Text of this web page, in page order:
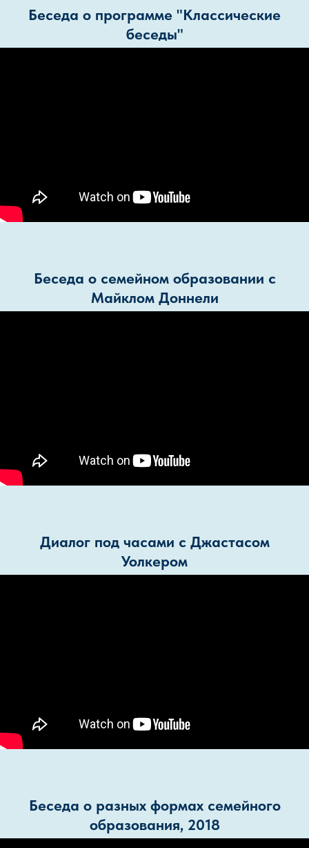
Беседа о программе "Классические
беседы"
Беседа о семейном образовании с
Майклом Доннели
Диалог под часами с Джастасом
Уолкером
Беседа о разных формах семейного
образования, 2018